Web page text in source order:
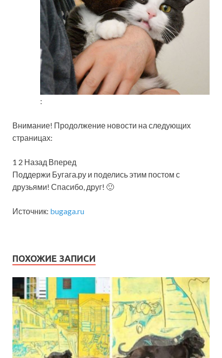
:
Внимание! Продолжение новости на следующих
страницах:
1 2 Назад Вперед
Поддержи Бугага.ру и поделись этим постом с
друзьями! Спасибо, друг! 🙂
Источник: bugaga.ru
ПОХОЖИЕ ЗАПИСИ